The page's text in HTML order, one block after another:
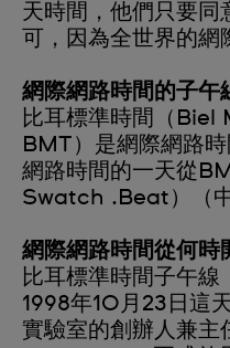
天時間，他們只要同
可，因為全世界的網
網際網路時間的子午
比耳標準時間（
BMT）是網際網路
網路時間的一天從
Swatch .Beat）（中
網際網路時間從何時
比耳標準時間子午
1998年10月23日這
實驗室的創辦人兼